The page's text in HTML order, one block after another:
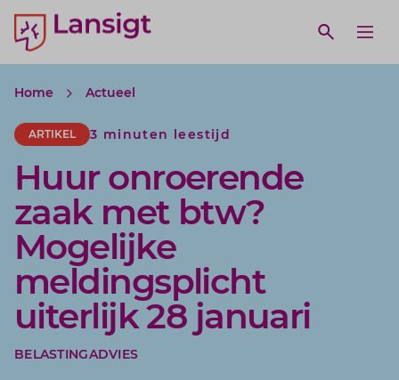
Lansigt Accountants logo
Open
search website
Home Actueel
ARTIKEL 3 minuten leestijd
Huur onroerende
zaak met btw?
Mogelijke
meldingsplicht
uiterlijk 28 januari
BELASTINGADVIES